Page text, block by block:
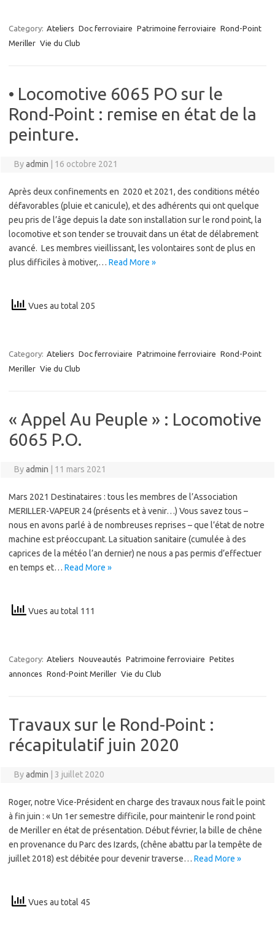
Category: Ateliers Doc ferroviaire Patrimoine ferroviaire Rond-Point
Meriller Vie du Club
• Locomotive 6065 PO sur le
Rond-Point : remise en état de la
peinture.
Byadmin 16 octobre 2021
Après deux confinements en 2020 et 2021, des conditions météo
défavorables (pluie et canicule), et des adhérents qui ont quelque
peu pris de l’âge depuis la date son installation sur le rond point, la
locomotive et son tender se trouvait dans un état de délabrement
avancé. Les membres vieillissant, les volontaires sont de plus en
plus difficiles à motiver,… Read More »
Vues au total 205
Category: Ateliers Doc ferroviaire Patrimoine ferroviaire Rond-Point
Meriller Vie du Club
« Appel Au Peuple » : Locomotive
6065 P.O.
Byadmin 11 mars 2021
Mars 2021 Destinataires : tous les membres de l’Association
MERILLER-VAPEUR 24 (présents et à venir…) Vous savez tous –
nous en avons parlé à de nombreuses reprises – que l’état de notre
machine est préoccupant. La situation sanitaire (cumulée à des
caprices de la météo l’an dernier) ne nous a pas permis d’effectuer
en temps et… Read More »
Vues au total 111
Category: Ateliers Nouveautés Patrimoine ferroviaire Petites
annonces Rond-Point Meriller Vie du Club
Travaux sur le Rond-Point :
récapitulatif juin 2020
Byadmin 3 juillet 2020
Roger, notre Vice-Président en charge des travaux nous fait le point
à fin juin : « Un 1er semestre difficile, pour maintenir le rond point
de Meriller en état de présentation. Début février, la bille de chêne
en provenance du Parc des Izards, (chêne abattu par la tempête de
juillet 2018) est débitée pour devenir traverse… Read More »
Vues au total 45